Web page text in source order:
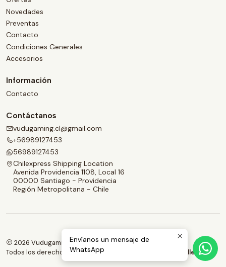
Novedades
Preventas
Contacto
Condiciones Generales
Accesorios
Información
Contacto
Contáctanos
vudugaming.cl@gmail.com
+56989127453
56989127453
Chilexpress Shipping Location
Avenida Providencia 1108, Local 16
00000 Santiago - Providencia
Región Metropolitana - Chile
2026 Vudugaming.
Todos los derechos reservados.
Desarrollado por Jumpseller
Envíanos un mensaje de
WhatsApp